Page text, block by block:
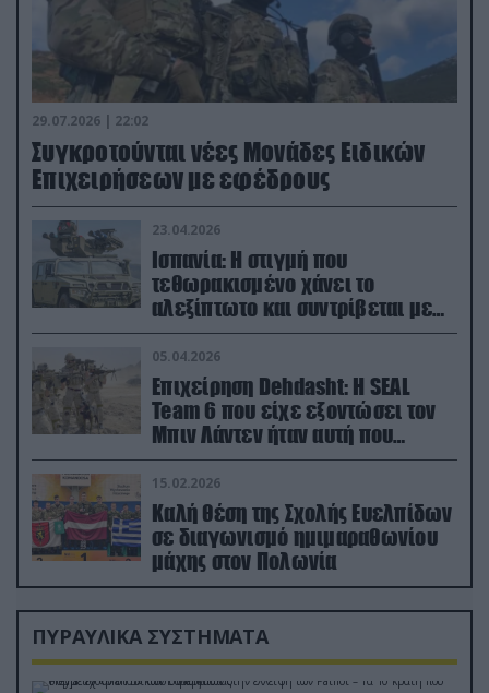
29.07.2026 | 22:02
Συγκροτούνται νέες Μονάδες Ειδικών
Επιχειρήσεων με εφέδρους
23.04.2026
Ισπανία: Η στιγμή που
τεθωρακισμένο χάνει το
αλεξίπτωτο και συντρίβεται με
ορμή στο έδαφος (βίντεο)
05.04.2026
Επιχείρηση Dehdasht: Η SEAL
Team 6 που είχε εξοντώσει τον
Μπιν Λάντεν ήταν αυτή που
διέσωσε τον πιλότο του F-15
15.02.2026
Καλή θέση της Σχολής Ευελπίδων
σε διαγωνισμό ημιμαραθωνίου
μάχης στον Πολωνία
ΠΥΡΑΥΛΙΚΑ ΣΥΣΤΗΜΑΤΑ